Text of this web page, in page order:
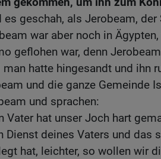
es geschah, als Jerobeam,
war aber noch in
geflohen war, denn
man hatte hingesandt und ihn
und die ganze Gemeinde
und sprachen:
Vater hat unser Joch hart
Dienst deines Vaters und das
hat, leichter, so wollen wir